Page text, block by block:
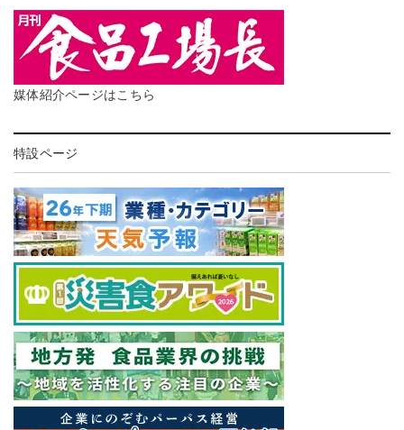
媒体紹介ページはこちら
特設ページ